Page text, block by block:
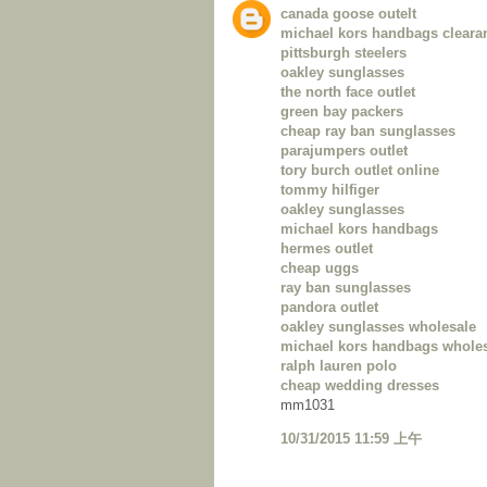
canada goose outelt
michael kors handbags
pittsburgh steelers
oakley sunglasses
the north face outlet
green bay packers
cheap ray ban sunglasses
parajumpers outlet
tory burch outlet online
tommy hilfiger
oakley sunglasses
michael kors handbags
hermes outlet
cheap uggs
ray ban sunglasses
pandora outlet
oakley sunglasses wholesale
michael kors handbags
ralph lauren polo
cheap wedding dresses
mm1031
10/31/2015 11:59 上午